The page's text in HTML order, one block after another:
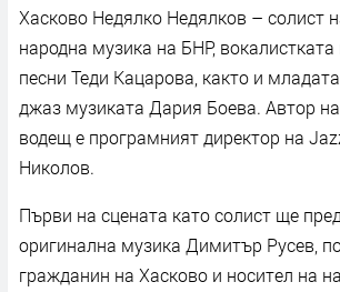
Хасково Недялко Недялков – солист
народна музика на БНР, вокалистката
песни Теди Кацарова, както и
джаз музиката Дария Боева. Автор
водещ е програмният директор на
Николов.
Първи на сцената като солист ще
оригинална музика Димитър Русев,
гражданин на Хасково и носител на